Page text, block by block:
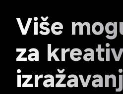
Više
za